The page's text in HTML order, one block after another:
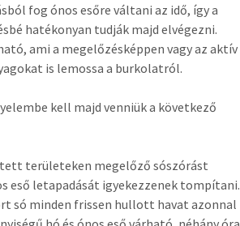
fog ónos esőre váltani az idő, így a
hatékonyan tudják majd elvégezni.
ami a megelőzésképpen vagy az aktív
is lemossa a burkolatról.
kell majd venniük a következő
területeken megelőző sószórást
eső letapadását igyekezzenek tompítani.
só minden frissen hullott havat azonnal